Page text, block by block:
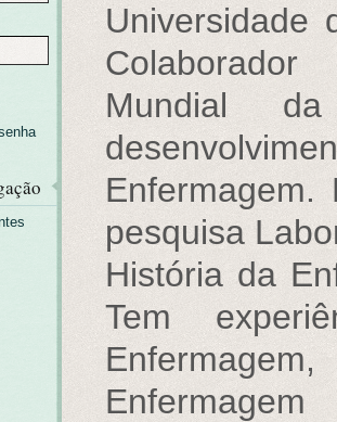
Universidade
Mundial
pesquisa
História da
Tem